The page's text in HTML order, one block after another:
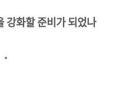
강화할 준비가 되었나